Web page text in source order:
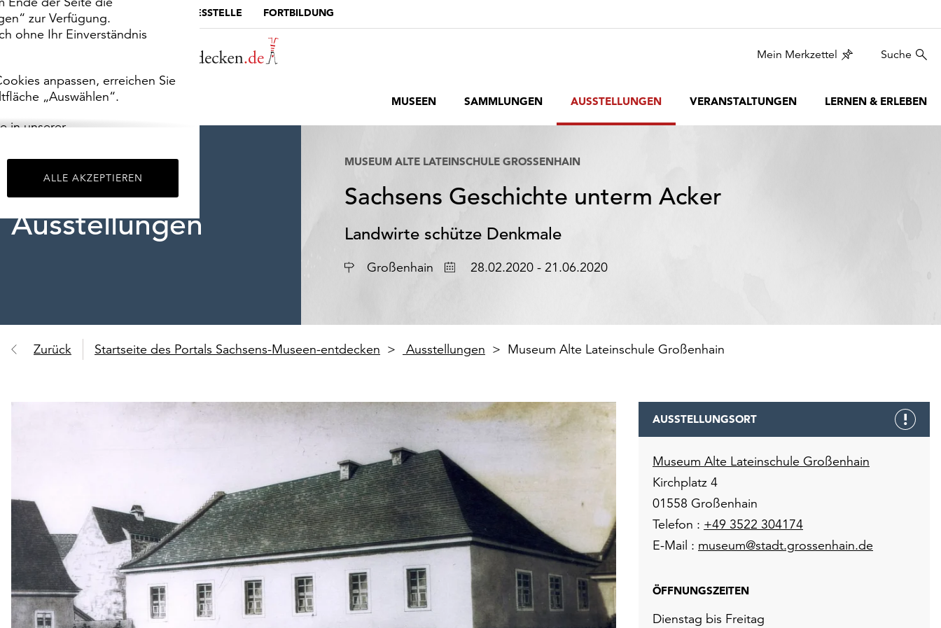
zur Verfügung.
ohne Ihr Einverständnis
anpassen, erreichen Sie
„Auswählen“.
in unserer
ALLE AKZEPTIEREN
MUSEUMSPORTAL DIE LANDESSTELLE FORTBILDUNG
Mein Merkzettel Suche
MUSEEN SAMMLUNGEN AUSSTELLUNGEN VERANSTALTUNGEN LERNEN & ERLEBEN
Ausstellungen
MUSEUM ALTE LATEINSCHULE GROSSENHAIN
Sachsens Geschichte unterm Acker
Landwirte schütze Denkmale
Ort Großenhain Datum28.02.2020 - 21.06.2020
Zurück Startseite des Portals Sachsens-Museen-entdecken Ausstellungen Museum Alte Lateinschule Großenhain
AUSSTELLUNGSORT
Museum Alte Lateinschule Großenhain
Kirchplatz 4
01558 Großenhain
Telefon : +49 3522 304174
E-Mail : museum@stadt.grossenhain.de
ÖFFNUNGSZEITEN
Dienstag bis Freitag